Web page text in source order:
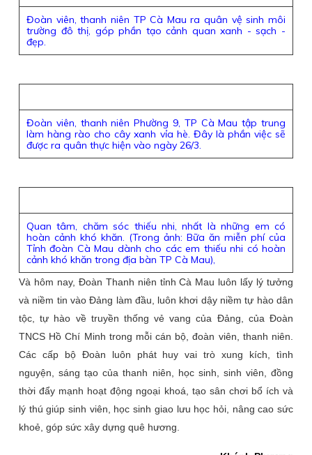
Đoàn viên, thanh niên TP Cà Mau ra quân vệ sinh môi
trường đô thị, góp phần tạo cảnh quan xanh - sạch -
đẹp.
Đoàn viên, thanh niên Phường 9, TP Cà Mau tập trung
làm hàng rào cho cây xanh vỉa hè. Đây là phần việc sẽ
được ra quân thực hiện vào ngày 26/3.
Quan tâm, chăm sóc thiếu nhi, nhất là những em có
hoàn cảnh khó khăn. (Trong ảnh: Bữa ăn miễn phí của
Tỉnh đoàn Cà Mau dành cho các em thiếu nhi có hoàn
cảnh khó khăn trong địa bàn TP Cà Mau),
Và hôm nay, Đoàn Thanh niên tỉnh Cà Mau luôn lấy lý tưởng
và niềm tin vào Đảng làm đầu, luôn khơi dậy niềm tự hào dân
tộc, tự hào về truyền thống vẻ vang của Đảng, của Đoàn
TNCS Hồ Chí Minh trong mỗi cán bộ, đoàn viên, thanh niên.
Các cấp bộ Đoàn luôn phát huy vai trò xung kích, tình
nguyện, sáng tạo của thanh niên, học sinh, sinh viên, đồng
thời đẩy mạnh hoạt động ngoại khoá, tạo sân chơi bổ ích và
lý thú giúp sinh viên, học sinh giao lưu học hỏi, nâng cao sức
khoẻ, góp sức xây dựng quê hương.